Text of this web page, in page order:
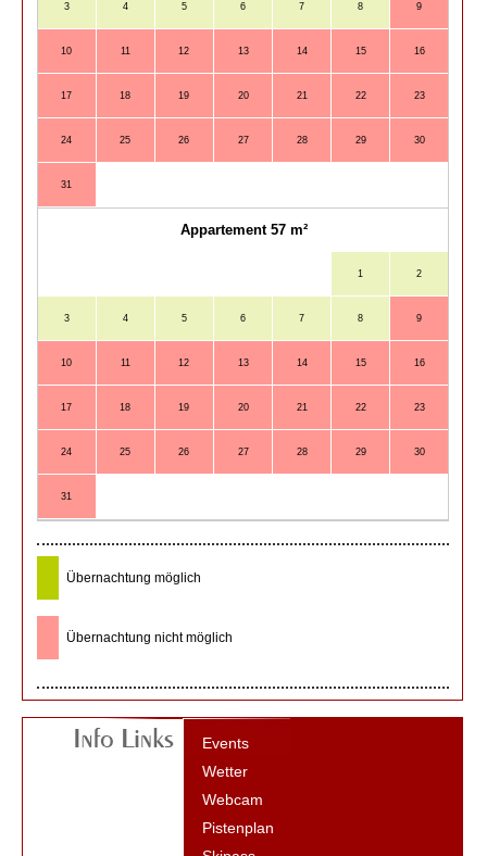
3 4 5 6 7 8 9
10 11 12 13 14 15 16
17 18 19 20 21 22 23
24 25 26 27 28 29 30
31
Appartement 57 m²
1 2
3 4 5 6 7 8 9
10 11 12 13 14 15 16
17 18 19 20 21 22 23
24 25 26 27 28 29 30
31
Übernachtung möglich
Übernachtung nicht möglich
Events
Wetter
Webcam
Pistenplan